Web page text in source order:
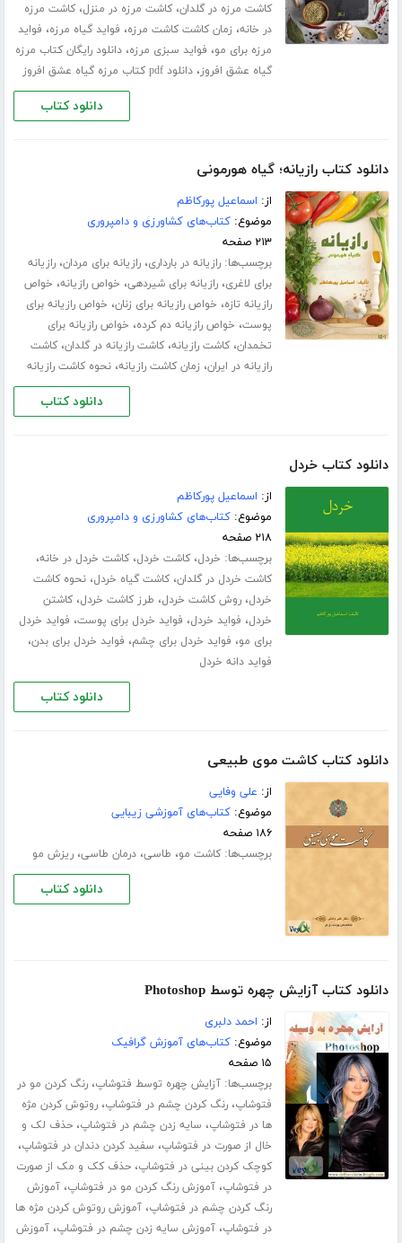
کاشت مرزه در گلدان،کاشت مرزه در منزل،کاشت مرزه
در خانه، زمان کاشت کاشت مرزه، فواید گیاه مرزه، فواید
مرزه برای مو، فواید سبزی مرزه،دانلود رایگان کتاب مرزه
گیاه عشق افروز،دانلود pdf کتاب مرزه گیاه عشق افروز
دانلود کتاب
دانلود کتاب رازیانه؛ گیاه هورمونی
از: اسماعیل پورکاظم
موضوع:کتاب‌های کشاورزی و دامپروری
۲۱۳ صفحه
برچسب‌ها:رازیانه در بارداری،رازیانه برای مردان،رازیانه
برای لاغری،رازیانه برای شیردهی، خواص رازیانه، خواص
رازیانه تازه، خواص رازیانه برای زنان، خواص رازیانه برای
پوست، خواص رازیانه دم کرده، خواص رازیانه برای
تخمدان،کاشت رازیانه،کاشت رازیانه در گلدان،کاشت
رازیانه در ایران، زمان کاشت رازیانه،نحوه کاشت رازیانه
دانلود کتاب
دانلود کتاب خردل
از: اسماعیل پورکاظم
موضوع:کتاب‌های کشاورزی و دامپروری
۲۱۸ صفحه
برچسب‌ها: خردل،کاشت خردل،کاشت خردل در خانه،
کاشت خردل در گلدان،کاشت گیاه خردل،نحوه کاشت
خردل،روش کاشت خردل، طرز کاشت خردل،کاشتن
خردل، فواید خردل، فواید خردل برای پوست، فواید خردل
برای مو، فواید خردل برای چشم، فواید خردل برای بدن،
فواید دانه خردل
دانلود کتاب
دانلود کتاب کاشت موی طبیعی
از: علی وفایی
موضوع:کتاب‌های آموزشی زیبایی
۱۸۶ صفحه
برچسب‌ها:کاشت مو، طاسی،درمان طاسی،ریزش مو
دانلود کتاب
دانلود کتاب آزایش چهره توسط Photoshop
از: احمد دلبری
موضوع:کتاب‌های آموزش گرافیک
۱۵ صفحه
برچسب‌ها:آزایش چهره توسط فتوشاپ،رنگ کردن مو در
فتوشاپ،رنگ کردن چشم در فتوشاپ،روتوش کردن مژه
ها در فتوشاپ، سایه زدن چشم در فتوشاپ،حذف لک و
خال از صورت در فتوشاپ، سفید کردن دندان در فتوشاپ،
کوچک کردن بینی در فتوشاپ،حذف کک و مک از صورت
در فتوشاپ،آموزش رنگ کردن مو در فتوشاپ،آموزش
رنگ کردن چشم در فتوشاپ،آموزش روتوش کردن مژه ها
در فتوشاپ،آموزش سایه زدن چشم در فتوشاپ،آموزش